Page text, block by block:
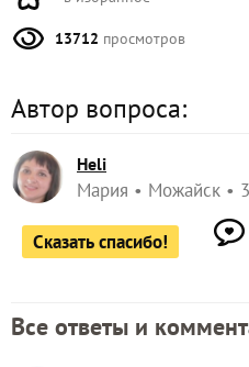
13712 просмотров
Автор вопроса:
Heli
Мария Можайск
Сказать спасибо!
Все ответы и